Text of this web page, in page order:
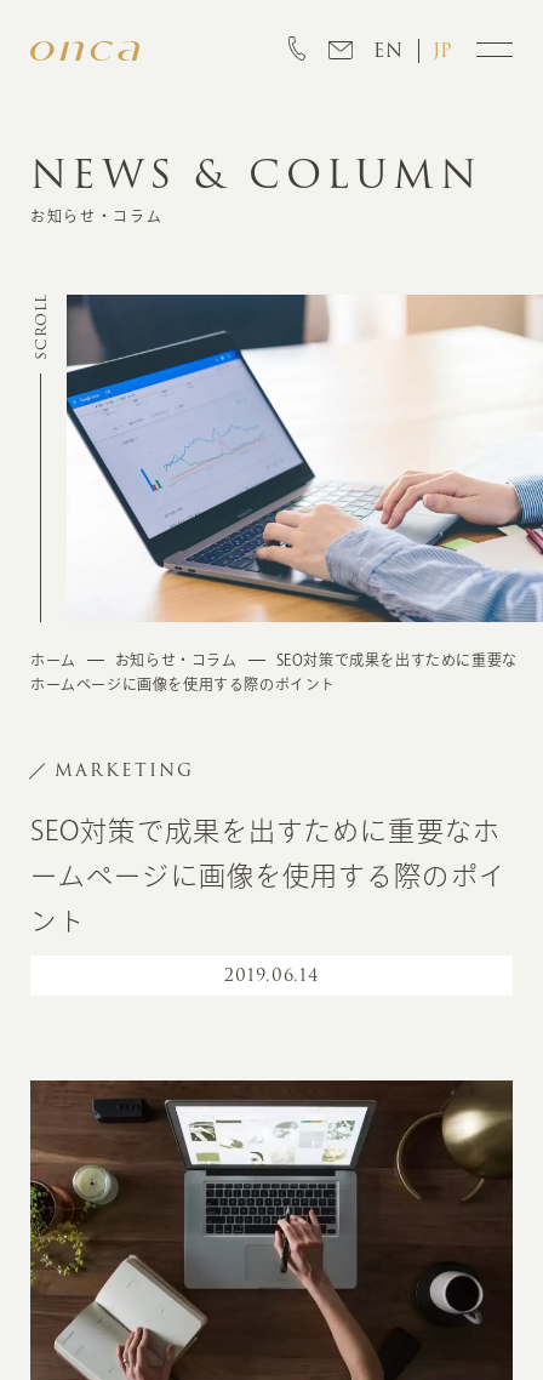
EN JP
INFORMATION
CREATION
MARKETING
NEWS & COLUMN
お知らせ・コラム
SCROLL
ホーム お知らせ・コラム
SEO対策で成果を出すために重要な
ホームページに画像を使用する際のポイント
MARKETING
SEO対策で成果を出すために重要なホ
ームページに画像を使用する際のポイ
ント
2019.06.14